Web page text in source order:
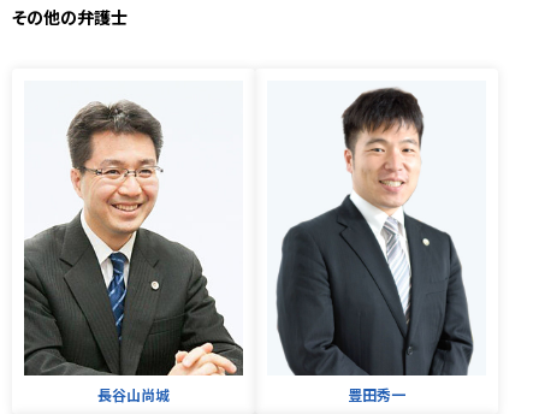
その他の弁護士
長谷山尚城 豊田秀一